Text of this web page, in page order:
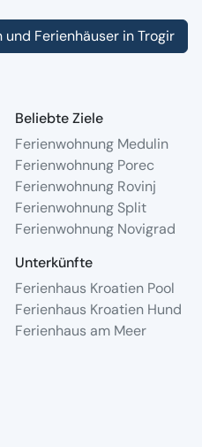
Ferienhäuser in Trogir
Beliebte Ziele
Ferienwohnung Medulin
Ferienwohnung Porec
Ferienwohnung Rovinj
Ferienwohnung Split
Ferienwohnung Novigrad
Unterkünfte
Ferienhaus Kroatien Pool
Ferienhaus Kroatien Hund
Ferienhaus am Meer